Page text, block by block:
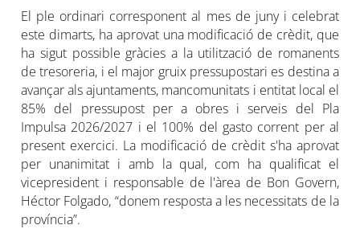
El ple ordinari corresponent al mes de juny i celebrat
este dimarts, ha aprovat una modificació de crèdit, que
ha sigut possible gràcies a la utilització de romanents
de tresoreria, i el major gruix pressupostari es destina a
avançar als ajuntaments, mancomunitats i entitat local el
85% del pressupost per a obres i serveis del Pla
Impulsa 2026/2027 i el 100% del gasto corrent per al
present exercici. La modificació de crèdit s'ha aprovat
per unanimitat i amb la qual, com ha qualificat el
vicepresident i responsable de l'àrea de Bon Govern,
Héctor Folgado, “donem resposta a les necessitats de la
província”.